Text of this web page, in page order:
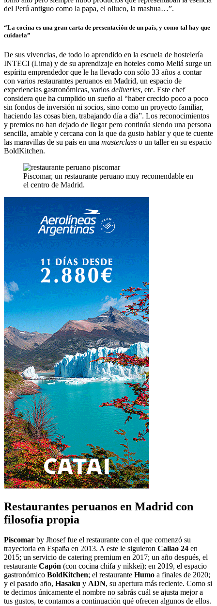
del Perú antiguo como la papa, el olluco, la mashua…”.
“La cocina es una gran carta de presentación de un país, y como tal hay que
cuidarla”
De sus vivencias, de todo lo aprendido en la escuela de hostelería
INTECI (Lima) y de su aprendizaje en hoteles como Meliá surge un
espíritu emprendedor que le ha llevado con sólo 33 años a contar
con varios restaurantes peruanos en Madrid, un espacio de
experiencias gastronómicas, varios deliveries, etc. Este chef
considera que ha cumplido un sueño al “haber crecido poco a poco
sin fondos de inversión ni socios, sino como un proyecto familiar,
haciendo las cosas bien, trabajando día a día”. Los reconocimientos
y premios no han dejado de llegar pero continúa siendo una persona
sencilla, amable y cercana con la que da gusto hablar y que te cuente
las maravillas de su país en una masterclass o un taller en su espacio
BoldKitchen.
Piscomar, un restaurante peruano muy recomendable en
el centro de Madrid.
Restaurantes peruanos en Madrid con
filosofía propia
Piscomar by Jhosef fue el restaurante con el que comenzó su
trayectoria en España en 2013. A este le siguieron Callao 24 en
2015; un servicio de catering premium en 2017; un año después, el
restaurante Capón (con cocina chifa y nikkei); en 2019, el espacio
gastronómico BoldKitchen; el restaurante Humo a finales de 2020;
y el pasado año, Hasaku y ADN, su apertura más reciente. Como si
te decimos únicamente el nombre no sabrás cuál se ajusta mejor a
tus gustos, te contamos a continuación qué ofrecen algunos de ellos.